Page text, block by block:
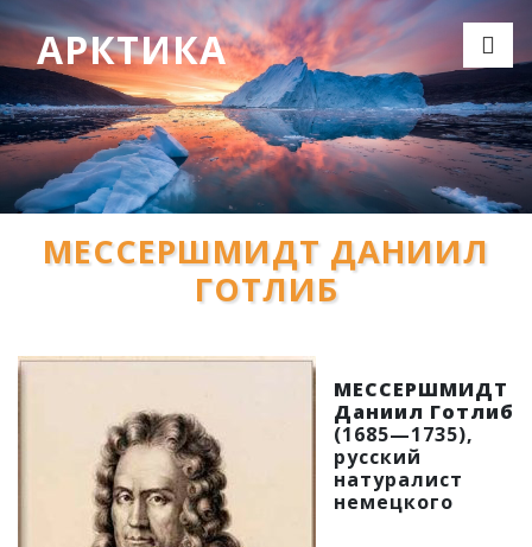
АРКТИКА
МЕССЕРШМИДТ ДАНИИЛ
ГОТЛИБ
МЕССЕРШМИДТ
Даниил Готлиб
(1685—1735),
русский
натуралист
немецкого